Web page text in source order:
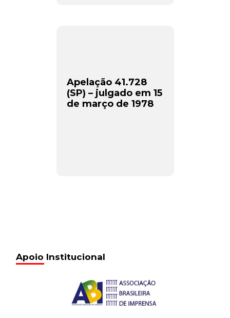
Apelação 41.728
(SP) – julgado em 15
de março de 1978
Apoio Institucional